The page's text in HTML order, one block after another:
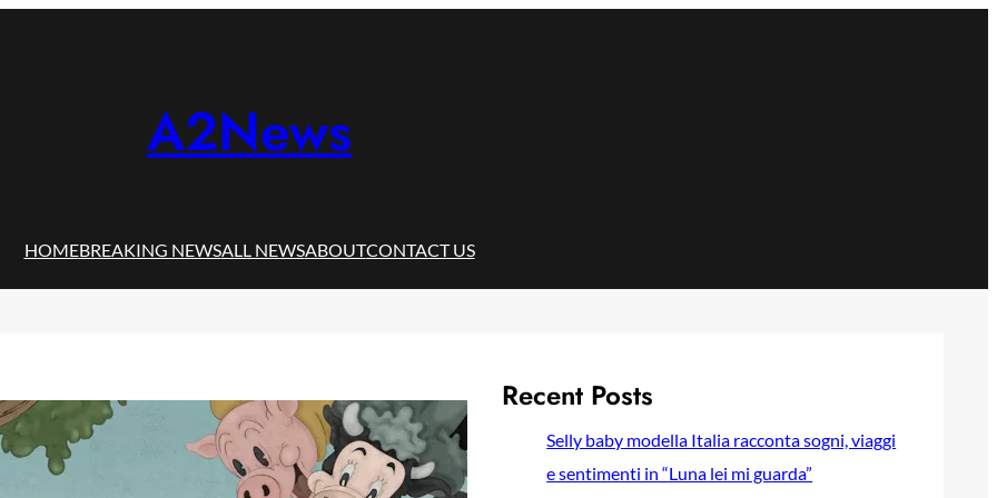
A2News
HOMEBREAKING NEWSALL NEWSABOUTCONTACT US
Recent Posts
Selly baby modella Italia racconta sogni, viaggi
e sentimenti in “Luna lei mi guarda”